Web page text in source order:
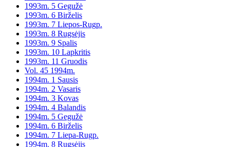
1993m. 5 Gegužė
1993m. 6 Birželis
1993m. 7 Liepos-Rugp.
1993m. 8 Rugsėjis
1993m. 9 Spalis
1993m. 10 Lapkritis
1993m. 11 Gruodis
Vol. 45 1994m.
1994m. 1 Sausis
1994m. 2 Vasaris
1994m. 3 Kovas
1994m. 4 Balandis
1994m. 5 Gegužė
1994m. 6 Birželis
1994m. 7 Liepa-Rugp.
1994m. 8 Rugsėjis